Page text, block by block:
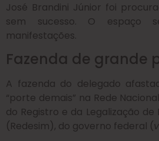
José Brandini Júnior foi
sem sucesso. O espaço
manifestações.
Fazenda de grande
A fazenda do delegado
“porte demais” na Rede
do Registro e da Legalização de
(Redesim), do governo federal (